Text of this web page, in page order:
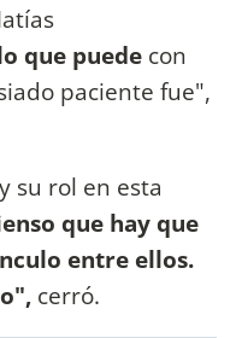
que puede con
paciente fue",
su rol en esta
que hay que
entre ellos.
cerró.